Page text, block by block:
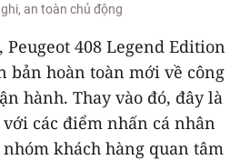
an toàn chủ động
Peugeot 408 Legend Edition
bản hoàn toàn mới về công
hành. Thay vào đó, đây là
các điểm nhấn cá nhân
khách hàng quan tâm